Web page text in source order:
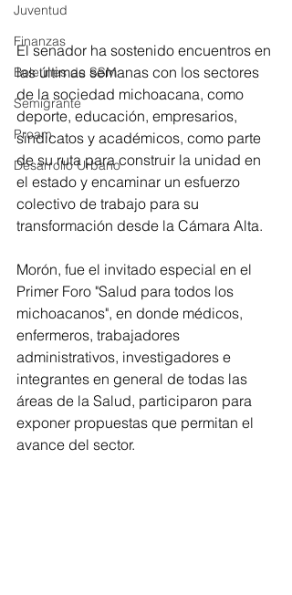
Juventud
Finanzas
Boletines de SSM
Semigrante
Proam
Desarrollo Urbano
El senador ha sostenido encuentros en
las últimas semanas con los sectores
de la sociedad michoacana, como
deporte, educación, empresarios,
sindicatos y académicos, como parte
de su ruta para construir la unidad en
el estado y encaminar un esfuerzo
colectivo de trabajo para su
transformación desde la Cámara Alta.
Morón, fue el invitado especial en el
Primer Foro "Salud para todos los
michoacanos", en donde médicos,
enfermeros, trabajadores
administrativos, investigadores e
integrantes en general de todas las
áreas de la Salud, participaron para
exponer propuestas que permitan el
avance del sector.